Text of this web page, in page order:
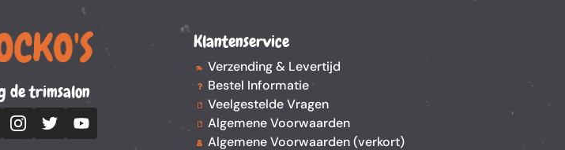
de trimsalon
Klantenservice
Verzending & Levertijd
Bestel Informatie
Veelgestelde Vragen
Algemene Voorwaarden
Algemene Voorwaarden (verkort)